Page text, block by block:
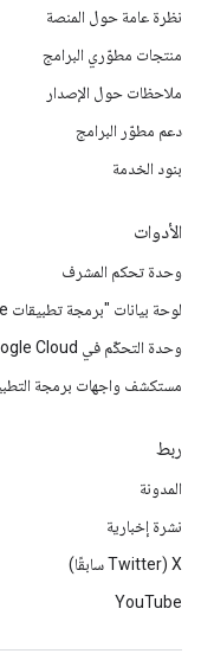
نظرة عامة حول المنصة
منتجات مطوّري البرامج
ملاحظات حول الإصدار
دعم مطوّر البرامج
بنود الخدمة
الأدوات
وحدة تحكم المشرف
لوحة بيانات "برمجة تطبيقات Google"
وحدة التحكّم في Google Cloud
مستكشف واجهات برمجة
ربط
المدونة
نشرة إخبارية
‫X ‏(Twitter سابقًا)
YouTube